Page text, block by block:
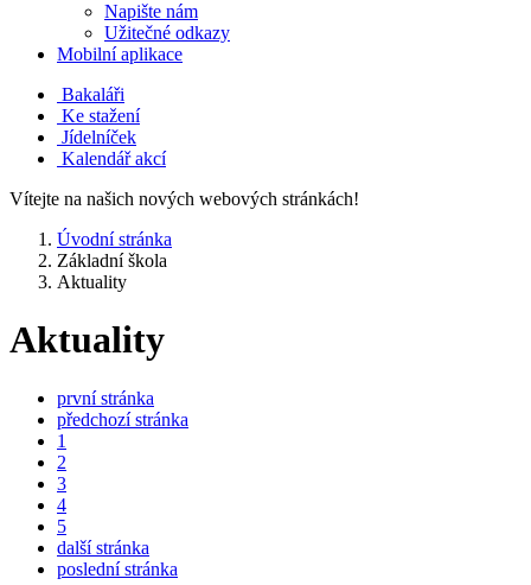
Napište nám
Užitečné odkazy
Mobilní aplikace
Bakaláři
Ke stažení
Jídelníček
Kalendář akcí
Vítejte na našich nových webových stránkách!
Úvodní stránka
Základní škola
Aktuality
Aktuality
první stránka
předchozí stránka
1
2
3
4
5
další stránka
poslední stránka